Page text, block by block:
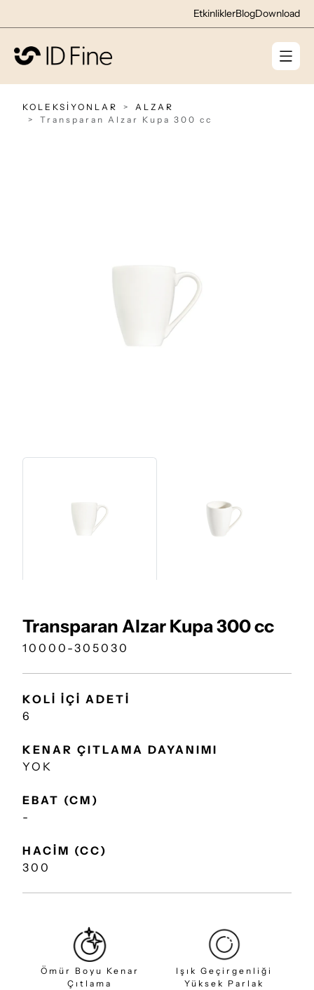
EtkinliklerBlogDownload
KOLEKSİYONLAR
ALZAR
Transparan Alzar Kupa 300 cc
Transparan Alzar Kupa 300 cc
10000-305030
KOLİ İÇİ ADETİ
6
KENAR ÇITLAMA DAYANIMI
YOK
EBAT (CM)
-
HACİM (CC)
300
Ömür Boyu Kenar
Çıtlama
Işık Geçirgenliği
Yüksek Parlak